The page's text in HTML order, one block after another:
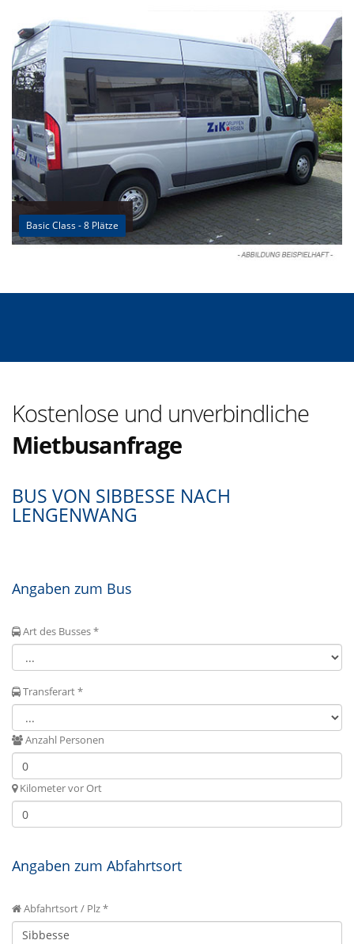
Basic Class - 8 Plätze
Kostenlose und unverbindliche
Mietbusanfrage
BUS VON SIBBESSE NACH
LENGENWANG
Angaben zum Bus
Art des Busses *
Transferart *
Anzahl Personen
Kilometer vor Ort
Angaben zum Abfahrtsort
Abfahrtsort / Plz *